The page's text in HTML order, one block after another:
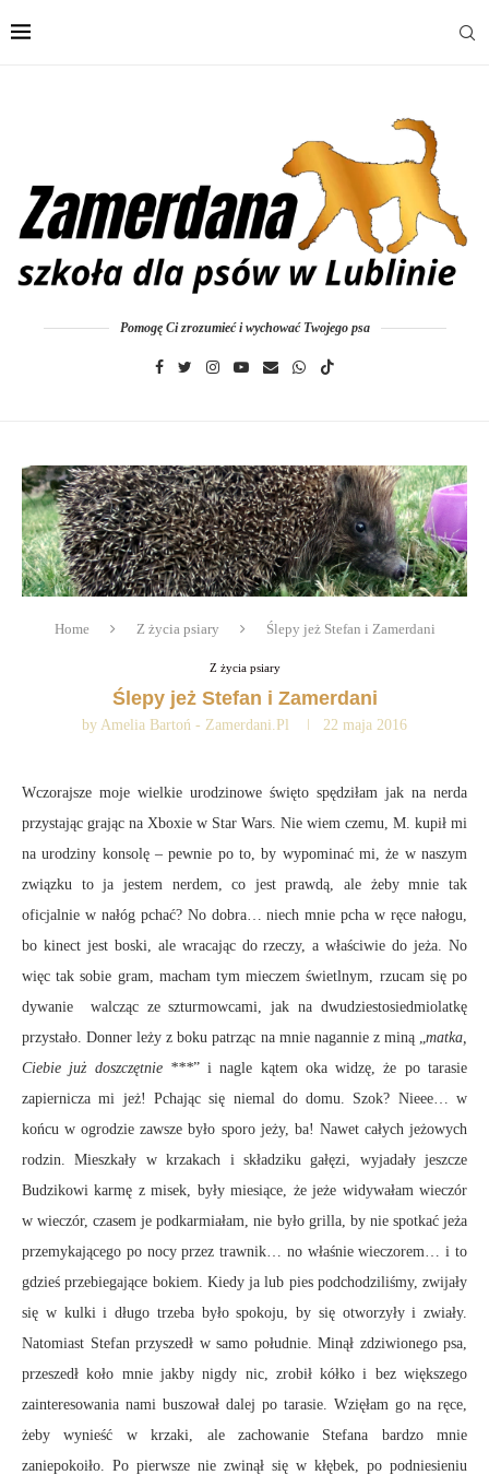
Pomogę Ci zrozumieć i wychować Twojego psa
Home Z życia psiary Ślepy jeż Stefan i Zamerdani
Z życia psiary
Ślepy jeż Stefan i Zamerdani
by Amelia Bartoń - Zamerdani.pl 22 maja 2016
Wczorajsze moje wielkie urodzinowe święto spędziłam jak na nerda
przystając grając na Xboxie w Star Wars. Nie wiem czemu, M. kupił mi
na urodziny konsolę – pewnie po to, by wypominać mi, że w naszym
związku to ja jestem nerdem, co jest prawdą, ale żeby mnie tak
oficjalnie w nałóg pchać? No dobra… niech mnie pcha w ręce nałogu,
bo kinect jest boski, ale wracając do rzeczy, a właściwie do jeża. No
więc tak sobie gram, macham tym mieczem świetlnym, rzucam się po
dywanie walcząc ze szturmowcami, jak na dwudziestosiedmiolatkę
przystało. Donner leży z boku patrząc na mnie nagannie z miną „ matka,
Ciebie już doszczętnie ***” i nagle kątem oka widzę, że po tarasie
zapiernicza mi jeż! Pchając się niemal do domu. Szok? Nieee… w
końcu w ogrodzie zawsze było sporo jeży, ba! Nawet całych jeżowych
rodzin. Mieszkały w krzakach i składziku gałęzi, wyjadały jeszcze
Budzikowi karmę z misek, były miesiące, że jeże widywałam wieczór
w wieczór, czasem je podkarmiałam, nie było grilla, by nie spotkać jeża
przemykającego po nocy przez trawnik… no właśnie wieczorem… i to
gdzieś przebiegające bokiem. Kiedy ja lub pies podchodziliśmy, zwijały
się w kulki i długo trzeba było spokoju, by się otworzyły i zwiały.
Natomiast Stefan przyszedł w samo południe. Minął zdziwionego psa,
przeszedł koło mnie jakby nigdy nic, zrobił kółko i bez większego
zainteresowania nami buszował dalej po tarasie. Wzięłam go na ręce,
żeby wynieść w krzaki, ale zachowanie Stefana bardzo mnie
zaniepokoiło. Po pierwsze nie zwinął się w kłębek, po podniesieniu